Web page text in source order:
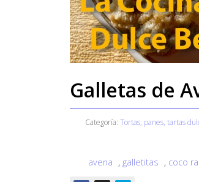
Galletas de
Categoría: Tortas, panes, tartas
avena , galletitas , coco